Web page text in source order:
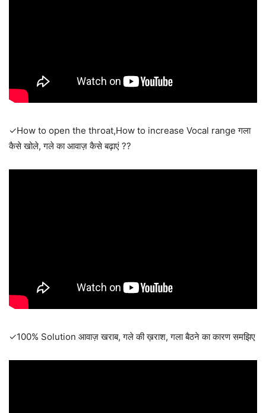
✓How to open the throat,How to increase Vocal range गला
कैसे खोले, गले का आवाज़ कैसे बढ़ाएं ??
✓100% Solution आवाज़ खराब, गले की ख़राश, गला बैठने का कारण समझिए